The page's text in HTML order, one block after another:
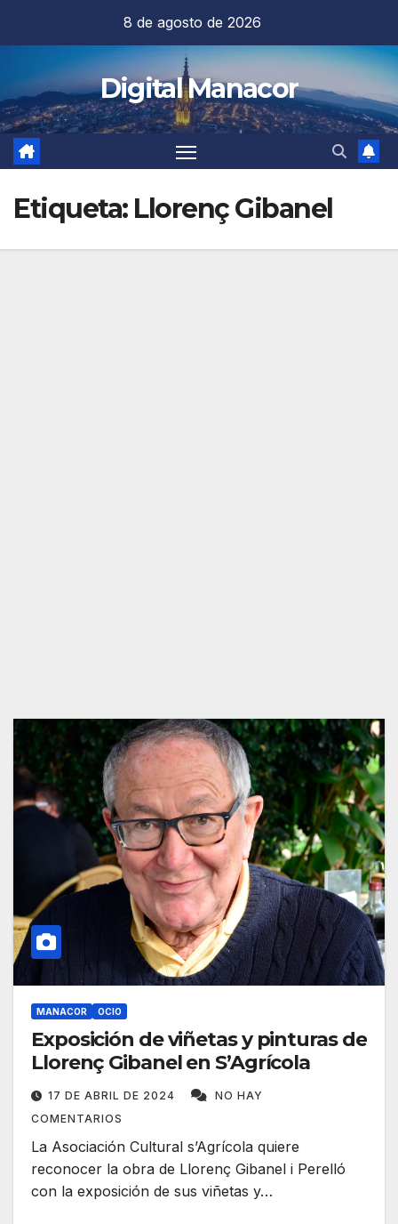
contenido
8 de agosto de 2026
Digital Manacor
Etiqueta: Llorenç Gibanel
MANACOR OCIO
Exposición de viñetas y pinturas de
Llorenç Gibanel en S’Agrícola
17 DE ABRIL DE 2024
NO HAY
COMENTARIOS
La Asociación Cultural s’Agrícola quiere
reconocer la obra de Llorenç Gibanel i Perelló
con la exposición de sus viñetas y…